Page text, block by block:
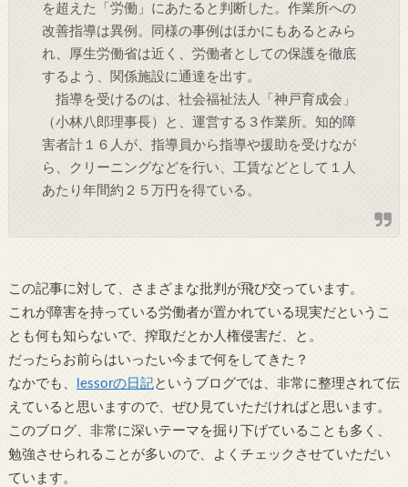
を超えた「労働」にあたると判断した。作業所への
改善指導は異例。同様の事例はほかにもあるとみら
れ、厚生労働省は近く、労働者としての保護を徹底
するよう、関係施設に通達を出す。
指導を受けるのは、社会福祉法人「神戸育成会」
（小林八郎理事長）と、運営する３作業所。知的障
害者計１６人が、指導員から指導や援助を受けなが
ら、クリーニングなどを行い、工賃などとして１人
あたり年間約２５万円を得ている。
この記事に対して、さまざまな批判が飛び交っています。
これが障害を持っている労働者が置かれている現実だというこ
とも何も知らないで、搾取だとか人権侵害だ、と。
だったらお前らはいったい今まで何をしてきた？
なかでも、
lessorの日記というブログでは、非常に整理されて伝
えていると思いますので、ぜひ見ていただければと思います。
このブログ、非常に深いテーマを掘り下げていることも多く、
勉強させられることが多いので、よくチェックさせていただい
ています。